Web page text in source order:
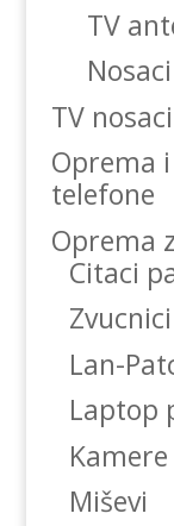
TV
TV nosaci
Oprema
telefone
Oprema
Citaci
Lan-
Laptop
Kamere
Miševi